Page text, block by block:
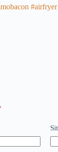
#airfryer